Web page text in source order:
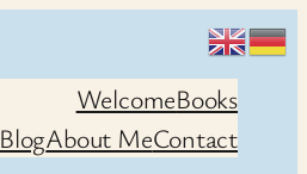
WelcomeBooks
BlogAbout MeContact